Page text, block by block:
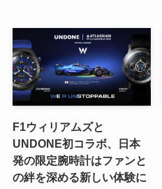
F1ウィリアムズと
UNDONE初コラボ、日本
発の限定腕時計はファンと
の絆を深める新しい体験に